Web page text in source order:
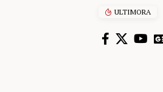
ULTIMORA